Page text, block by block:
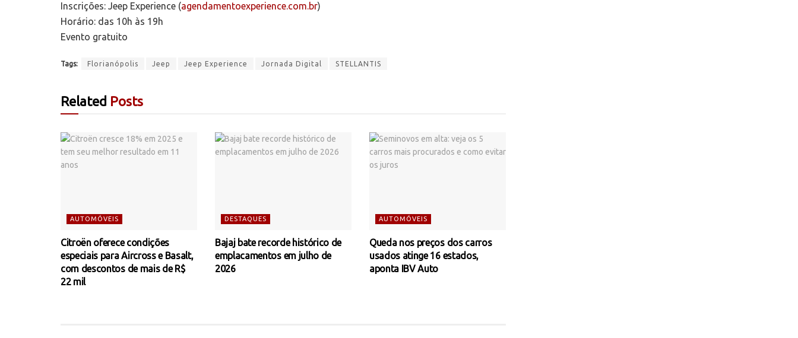
Inscrições: Jeep Experience (agendamentoexperience.com.br)
Horário: das 10h às 19h
Evento gratuito
Tags: Florianópolis Jeep Jeep Experience Jornada Digital STELLANTIS
Related Posts
AUTOMÓVEIS
Citroën oferece condições
especiais para Aircross e Basalt,
com descontos de mais de R$
22 mil
DESTAQUES
Bajaj bate recorde histórico de
emplacamentos em julho de
2026
AUTOMÓVEIS
Queda nos preços dos carros
usados atinge 16 estados,
aponta IBV Auto